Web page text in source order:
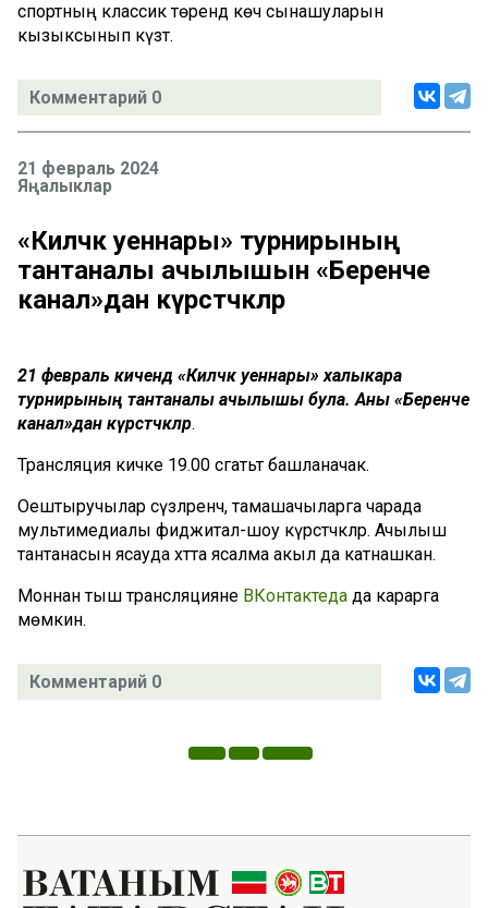
спортның классик төрендә көч сынашуларын
кызыксынып күзәтә.
Комментарий 0
21 февраль 2024
Яңалыклар
«Киләчәк уеннары» турнирының
тантаналы ачылышын «Беренче
канал»дан күрсәтәчәкләр
21 февраль кичендә «Киләчәк уеннары» халыкара
турнирының тантаналы ачылышы була. Аны «Беренче
канал»дан күрсәтәчәкләр.
Трансляция кичке 19.00 сәгатьтә башланачак.
Оештыручылар сүзләренчә, тамашачыларга чарада
мультимедиалы фиджитал-шоу күрсәтәчәкләр. Ачылыш
тантанасын ясауда хәтта ясалма акыл да катнашкан.
Моннан тыш трансляцияне ВКонтактеда да карарга
мөмкин.
Комментарий 0